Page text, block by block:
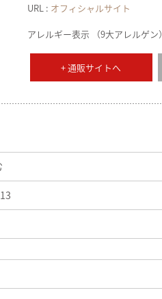
URL : オフィシャルサイト
アレルギー表示 （9大アレルゲン
+ 通販サイトへ